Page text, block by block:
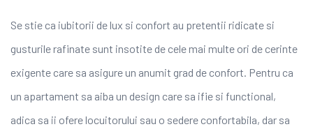
Se stie ca iubitorii de lux si confort au pretentii ridicate si
gusturile rafinate sunt insotite de cele mai multe ori de cerinte
exigente care sa asigure un anumit grad de confort. Pentru ca
un apartament sa aiba un design care sa ifie si functional,
adica sa ii ofere locuitorului sau o sedere confortabila, dar sa